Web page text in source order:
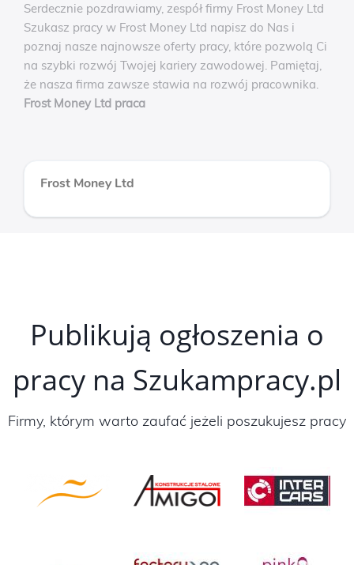
Serdecznie pozdrawiamy, zespół firmy Frost Money Ltd
Szukasz pracy w Frost Money Ltd napisz do Nas i
poznaj nasze najnowsze oferty pracy, które pozwolą Ci
na szybki rozwój Twojej kariery zawodowej. Pamiętaj,
że nasza firma zawsze stawia na rozwój pracownika.
Frost Money Ltd praca
Frost Money Ltd
Publikują ogłoszenia o
pracy na Szukampracy.pl
Firmy, którym warto zaufać jeżeli poszukujesz pracy